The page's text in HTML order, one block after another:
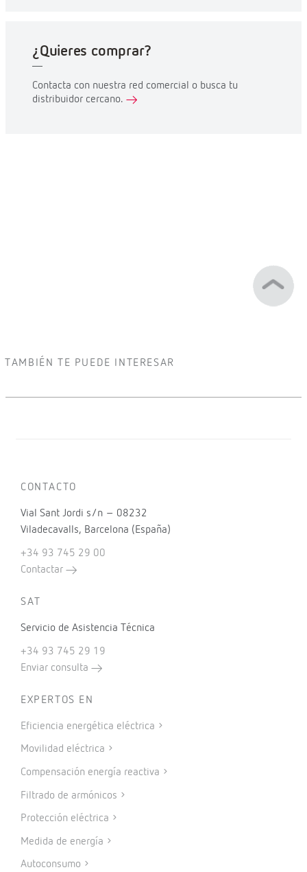
¿Quieres comprar?
Contacta con nuestra red comercial o busca tu
distribuidor cercano.
TAMBIÉN TE PUEDE INTERESAR
CONTACTO
Vial Sant Jordi s/n – 08232
Viladecavalls, Barcelona (España)
+34 93 745 29 00
Contactar
SAT
Servicio de Asistencia Técnica
+34 93 745 29 19
Enviar consulta
EXPERTOS EN
Eficiencia energética eléctrica
Movilidad eléctrica
Compensación energía reactiva
Filtrado de armónicos
Protección eléctrica
Medida de energía
Autoconsumo